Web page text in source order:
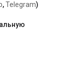
,Telegram)